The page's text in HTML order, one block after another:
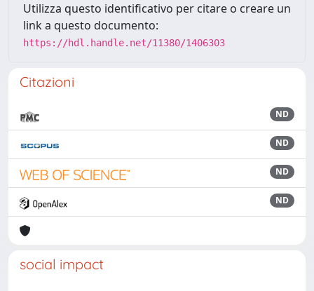
Utilizza questo identificativo per citare o creare un
link a questo documento:
https://hdl.handle.net/11380/1406303
Citazioni
ND
ND
ND
ND
social impact